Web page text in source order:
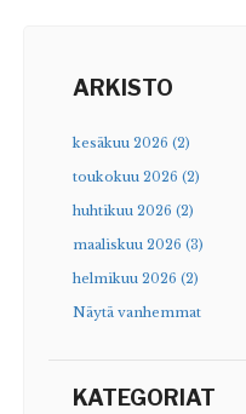
ARKISTO
kesäkuu 2026 (2)
toukokuu 2026 (2)
huhtikuu 2026 (2)
maaliskuu 2026 (3)
helmikuu 2026 (2)
Näytä vanhemmat
KATEGORIAT